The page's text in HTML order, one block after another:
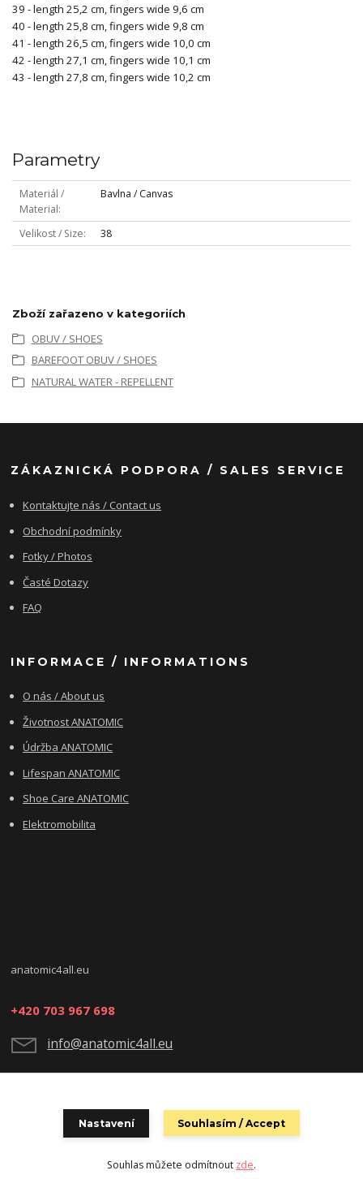
39 - length 25,2 cm, fingers wide 9,6 cm
40 - length 25,8 cm, fingers wide 9,8 cm
41 - length 26,5 cm, fingers wide 10,0 cm
42 - length 27,1 cm, fingers wide 10,1 cm
43 - length 27,8 cm, fingers wide 10,2 cm
Parametry
Materiál /
Material
Bavlna / Canvas
Velikost / Size 38
Zboží zařazeno v kategoriích
OBUV / SHOES
BAREFOOT OBUV / SHOES
NATURAL WATER - REPELLENT
ZÁKAZNICKÁ PODPORA / SALES SERVICE
Kontaktujte nás / Contact us
Obchodní podmínky
Fotky / Photos
Časté Dotazy
FAQ
INFORMACE / INFORMATIONS
O nás / About us
Životnost ANATOMIC
Údržba ANATOMIC
Lifespan ANATOMIC
Shoe Care ANATOMIC
Elektromobilita
anatomic4all.eu
+420 703 967 698
info@anatomic4all.eu
Vytvořeno na Eshop-rychle.cz
Nastavení Souhlasím / Accept
Souhlas můžete odmítnout zde.